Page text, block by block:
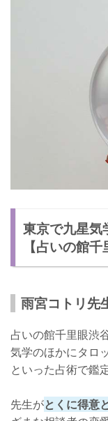
東京で九星気
【占いの館
雨宮コトリ先
占いの館千里眼渋
気学のほかにタロ
といった占術で鑑
先生がとくに得意